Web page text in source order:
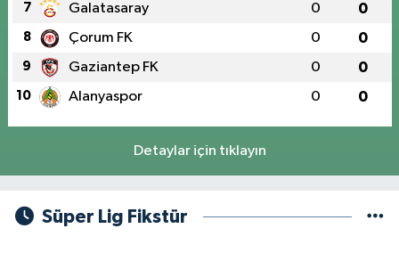
7 Galatasaray 0 0
8 Çorum FK 0 0
9 Gaziantep FK 0 0
10 Alanyaspor 0 0
Detaylar için tıklayın
Süper Lig Fikstür